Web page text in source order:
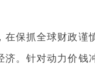
在保抓全球财政谨
济。针对动力价钱